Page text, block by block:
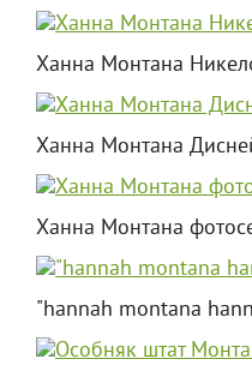
Ханна Монтана
Ханна Монтана
Ханна Монтана
"hannah montana